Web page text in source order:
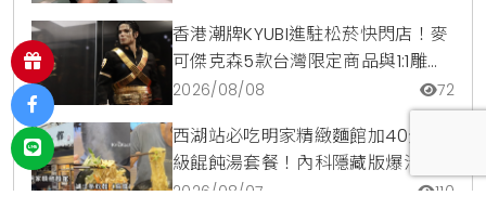
香港潮牌KYUBI進駐松菸快閃店！麥
可傑克森5款台灣限定商品與1:1雕像
震撼登場
2026/08/08 72
西湖站必吃明家精緻麵館加40元升
級餛飩湯套餐！內科隱藏版爆汁臭
豆腐麵與牛肉麵疙瘩平價攻略
2026/08/07 110